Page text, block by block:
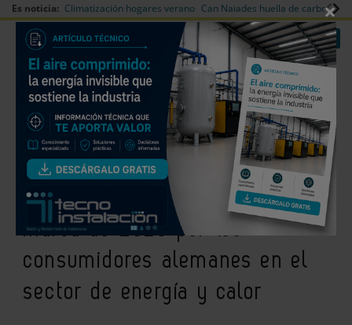
Es noticia: Climatización hogares verano Can Naiades huella de carbono
Redes Sociales Es noticia Login empresas Registro
Viessmann, elegida por tercer
año consecutivo como mejor
marca de 2020 por los
consumidores alemanes en el
sector de energía y calor
×